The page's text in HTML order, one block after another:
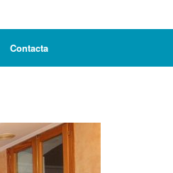
Contacta